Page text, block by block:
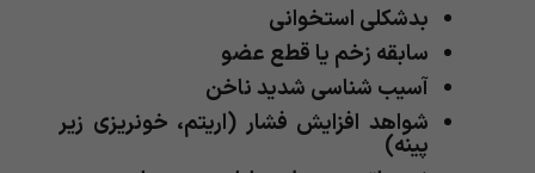
بدشکلی استخوانی
سابقه زخم یا قطع عضو
آسیب شناسی شدید ناخن
شواهد افزایش فشار (اریتم، خونریزی زیر
پینه)